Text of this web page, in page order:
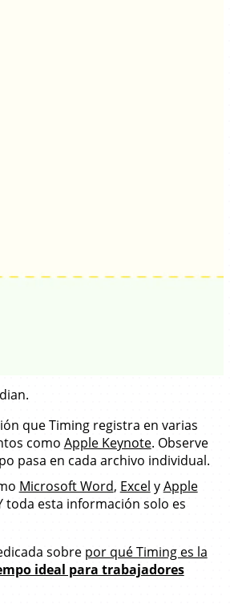
que Timing registra en varias
como Apple Keynote. Observe
pasa en cada archivo individual.
Microsoft Word, Excel yApple
toda esta información solo es
sobre por qué Timing es la
ideal para trabajadores